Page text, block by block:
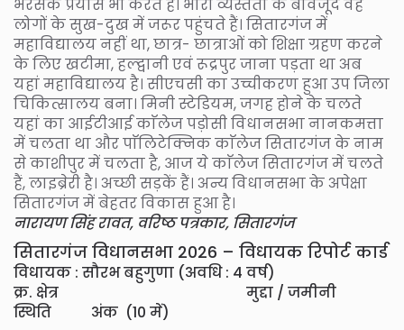
भरसक प्रयास भी करते हैं। भारी व्यस्तता के बावजूद वह
लोगों के सुख-दुख में जरूर पहुंचते हैं। सितारगंज में
महाविद्यालय नहीं था, छात्र- छात्राओं को शिक्षा ग्रहण करने
के लिए खटीमा, हल्द्वानी एवं रूद्रपुर जाना पड़ता था अब
यहां महाविद्यालय है। सीएचसी का उच्चीकरण हुआ उप जिला
चिकित्सालय बना। मिनी स्टेडियम, जगह होने के चलते
यहां का आईटीआई काॅलेज पड़ोसी विधानसभा नानकमत्ता
में चलता था और पाॅलिटेक्निक काॅलेज सितारगंज के नाम
से काशीपुर में चलता है, आज ये काॅलेज सितारगंज में चलते
हैं, लाइब्रेरी है। अच्छी सड़कें हैं। अन्य विधानसभा के अपेक्षा
सितारगंज में बेहतर विकास हुआ है।
नारायण सिंह रावत, वरिष्ठ पत्रकार, सितारगंज
सितारगंज विधानसभा 2026 – विधायक रिपोर्ट कार्ड
विधायक : सौरभ बहुगुणा (अवधि : 4 वर्ष)
क्र. क्षेत्र मुद्दा / जमीनी
स्थिति अंक (10 में)